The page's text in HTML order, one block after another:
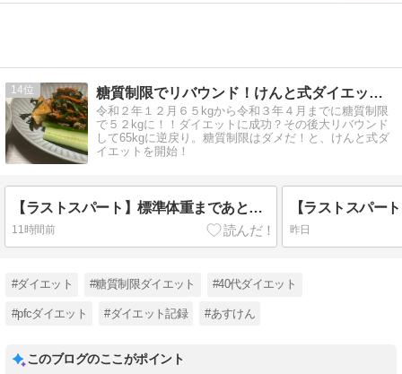
14 糖質制限でリバウンド！けんと式ダイエットに挑戦中！
令和２年１２月６５kgから令和３年４月までに糖質制限
で５２kgに！！ダイエットに成功？その後大リバウンド
して65kgに逆戻り。糖質制限はダメだ！と、けんと式ダ
イエットを開始！
【ラストスパート】標準体重まであとすこしとなった今、停滞しないためにやっていること
11時間前 昨日
#ダイエット #糖質制限ダイエット #40代ダイエット
#pfcダイエット #ダイエット記録 #あすけん
このブログのここがポイント